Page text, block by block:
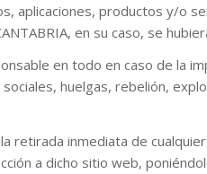
aplicaciones, productos y/o
en su caso, se
en todo en caso de la
huelgas, rebelión,
retirada inmediata de
a dicho sitio web,